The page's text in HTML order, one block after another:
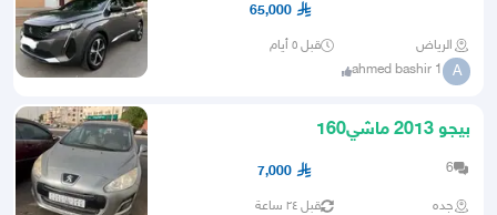
65,000
الرياض قبل ٥ أيام
A
ahmed bashir 1
بيجو 2013 ماشي160
6
7,000
جده قبل ٢٤ ساعة